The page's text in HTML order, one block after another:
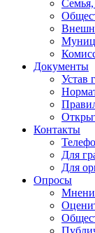
Семья,
Документы
Устав
Контакты
Для
Для
Опросы